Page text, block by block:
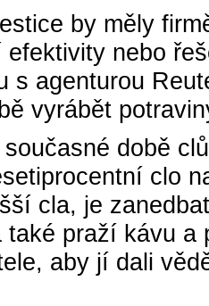
by měly
nebo
s agenturou
vyrábět
době
clo
cla, je
také praží kávu
aby jí dali